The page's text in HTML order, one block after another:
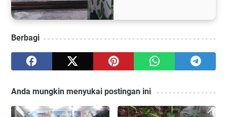
Berbagi
Anda mungkin menyukai postingan ini